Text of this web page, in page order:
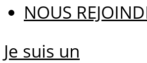
NOUS
Je suis un